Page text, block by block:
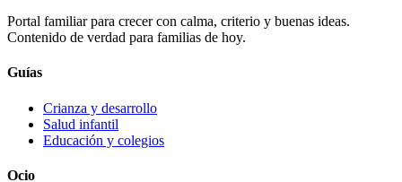
Portal familiar para crecer con calma, criterio y buenas ideas.
Contenido de verdad para familias de hoy.
Guías
Crianza y desarrollo
Salud infantil
Educación y colegios
Ocio